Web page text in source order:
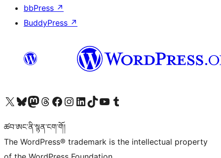
bbPress ↗
BuddyPress ↗
Visit our X (formerly Twitter) account
Visit our Bluesky account
Visit our Mastodon account
Visit our Threads account
Visit our Facebook page
Visit our Instagram account
Visit our LinkedIn account
Visit our TikTok account
Visit our YouTube channel
Visit our Tumblr account
ཚབ་ཨང་ནི་སྙན་ངག་གོ།
The WordPress® trademark is the intellectual property